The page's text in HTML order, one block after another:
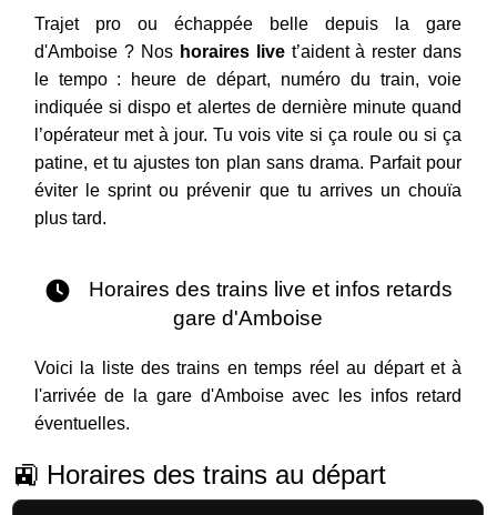
Trajet pro ou échappée belle depuis la gare
d'Amboise ? Nos horaires livet’aident à rester dans
le tempo : heure de départ, numéro du train, voie
indiquée si dispo et alertes de dernière minute quand
l’opérateur met à jour. Tu vois vite si ça roule ou si ça
patine, et tu ajustes ton plan sans drama. Parfait pour
éviter le sprint ou prévenir que tu arrives un chouïa
plus tard.
Horaires des trains live et infos retards
gare d'Amboise
Voici la liste des trains en temps réel au départ et à
l'arrivée de la gare d'Amboise avec les infos retard
éventuelles.
🚉 Horaires des trains au départ